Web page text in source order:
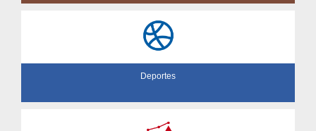
Deportes